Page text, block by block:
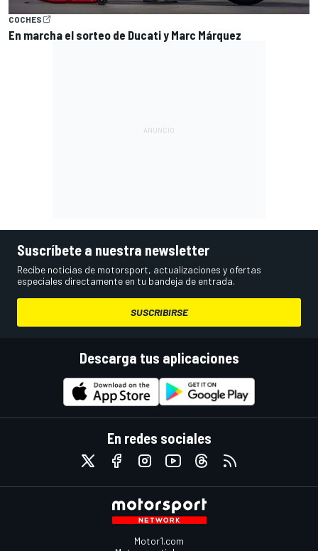
COCHES
En marcha el sorteo de Ducati y Marc Márquez
Suscríbete a nuestra newsletter
Recibe noticias de motorsport, actualizaciones y ofertas
especiales directamente en tu bandeja de entrada.
SUSCRIBIRSE
Descarga tus aplicaciones
En redes sociales
Motor1.com